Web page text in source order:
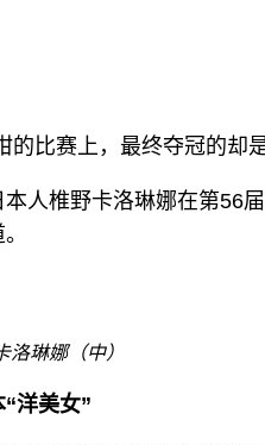
的比赛上，最终夺冠的却
本人椎野卡洛琳娜在第56
琳娜（中）
洋美女”